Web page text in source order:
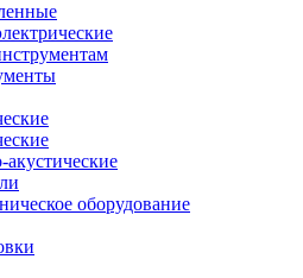
акустические
оборудование